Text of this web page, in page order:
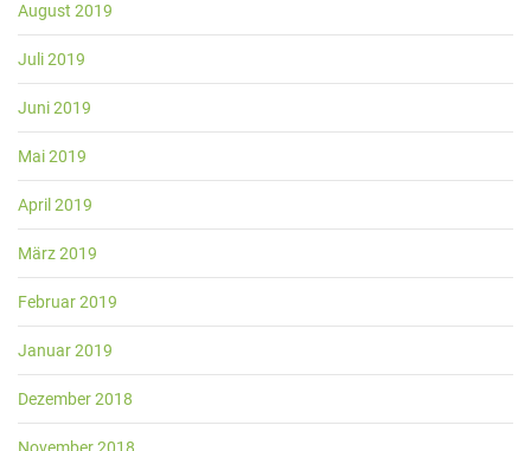
August 2019
Juli 2019
Juni 2019
Mai 2019
April 2019
März 2019
Februar 2019
Januar 2019
Dezember 2018